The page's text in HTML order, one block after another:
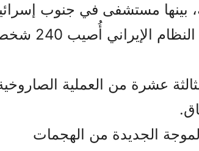
بينها مستشفى في جنوب
جيروزاليم بوست: نتيجة هجمات النظام
عشرة من العملية
الجديدة من الهجمات